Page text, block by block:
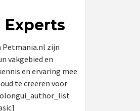
Experts
Petmania.nl zijn
vakgebied en
en ervaring mee
te creëren voor